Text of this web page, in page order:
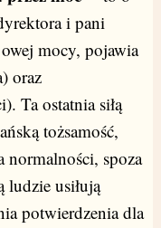
i pani
mocy, pojawia
oraz
Ta ostatnia siłą
tożsamość,
normalności, spoza
ludzie usiłują
potwierdzenia dla